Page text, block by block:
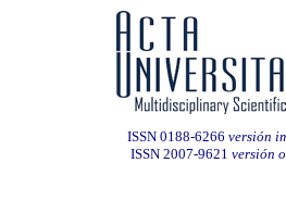
ISSN 0188-6266 versión
ISSN 2007-9621 versión